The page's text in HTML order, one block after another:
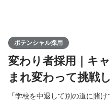
ポテンシャル採用
変わり者採用｜キ
まれ変わって挑戦
「学校を中退して別の道に賭